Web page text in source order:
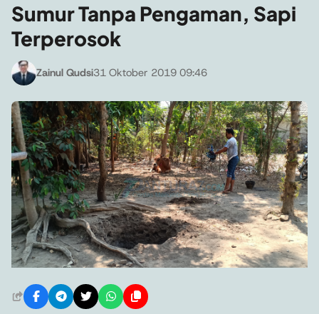
Sumur Tanpa Pengaman, Sapi
Terperosok
Zainul Qudsi31 Oktober 2019 09:46